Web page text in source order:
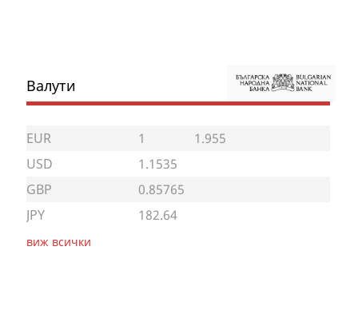
Валути
EUR 1
1.955
USD
1.1535
GBP
0.85765
JPY
182.64
виж всички